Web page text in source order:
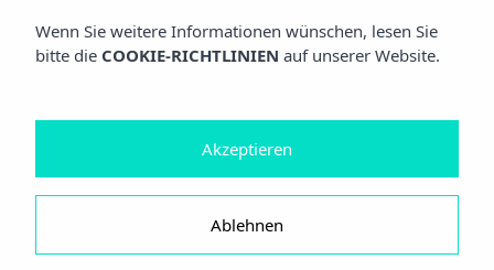
Wenn Sie weitere Informationen wünschen, lesen Sie
bitte die COOKIE-RICHTLINIEN auf unserer Website.
Ablehnen
Akzeptieren